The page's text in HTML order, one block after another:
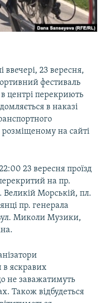
ввечері, 23 вересня,
фестиваль
центрі перекриють
в наказі
на сайті
23 вересня проїзд
на пр.
Великій Морській, пл.
пр. генерала
Миколи Музики,
яскравих
не заважатимуть
Також відбудеться